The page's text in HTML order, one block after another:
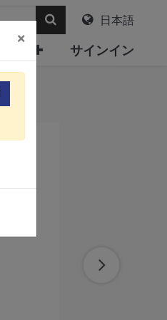
サインイン
日本語
×